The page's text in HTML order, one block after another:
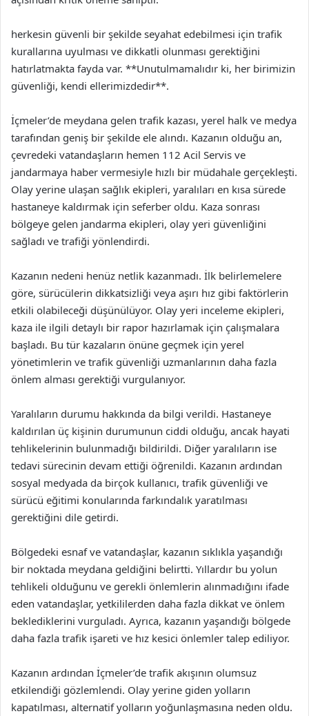
herkesin güvenli bir şekilde seyahat edebilmesi için trafik
kurallarına uyulması ve dikkatli olunması gerektiğini
hatırlatmakta fayda var. **Unutulmamalıdır ki, her birimizin
güvenliği, kendi ellerimizdedir**.
İçmeler’de meydana gelen trafik kazası, yerel halk ve medya
tarafından geniş bir şekilde ele alındı. Kazanın olduğu an,
çevredeki vatandaşların hemen 112 Acil Servis ve
jandarmaya haber vermesiyle hızlı bir müdahale gerçekleşti.
Olay yerine ulaşan sağlık ekipleri, yaralıları en kısa sürede
hastaneye kaldırmak için seferber oldu. Kaza sonrası
bölgeye gelen jandarma ekipleri, olay yeri güvenliğini
sağladı ve trafiği yönlendirdi.
Kazanın nedeni henüz netlik kazanmadı. İlk belirlemelere
göre, sürücülerin dikkatsizliği veya aşırı hız gibi faktörlerin
etkili olabileceği düşünülüyor. Olay yeri inceleme ekipleri,
kaza ile ilgili detaylı bir rapor hazırlamak için çalışmalara
başladı. Bu tür kazaların önüne geçmek için yerel
yönetimlerin ve trafik güvenliği uzmanlarının daha fazla
önlem alması gerektiği vurgulanıyor.
Yaralıların durumu hakkında da bilgi verildi. Hastaneye
kaldırılan üç kişinin durumunun ciddi olduğu, ancak hayati
tehlikelerinin bulunmadığı bildirildi. Diğer yaralıların ise
tedavi sürecinin devam ettiği öğrenildi. Kazanın ardından
sosyal medyada da birçok kullanıcı, trafik güvenliği ve
sürücü eğitimi konularında farkındalık yaratılması
gerektiğini dile getirdi.
Bölgedeki esnaf ve vatandaşlar, kazanın sıklıkla yaşandığı
bir noktada meydana geldiğini belirtti. Yıllardır bu yolun
tehlikeli olduğunu ve gerekli önlemlerin alınmadığını ifade
eden vatandaşlar, yetkililerden daha fazla dikkat ve önlem
beklediklerini vurguladı. Ayrıca, kazanın yaşandığı bölgede
daha fazla trafik işareti ve hız kesici önlemler talep ediliyor.
Kazanın ardından İçmeler’de trafik akışının olumsuz
etkilendiği gözlemlendi. Olay yerine giden yolların
kapatılması, alternatif yolların yoğunlaşmasına neden oldu.